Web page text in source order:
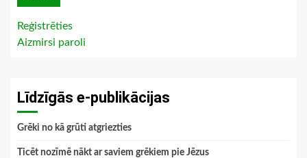
Reģistrēties
Aizmirsi paroli
Līdzīgās e-publikācijas
Grēki no kā grūti atgriezties
Ticēt nozīmē nākt ar saviem grēkiem pie Jēzus